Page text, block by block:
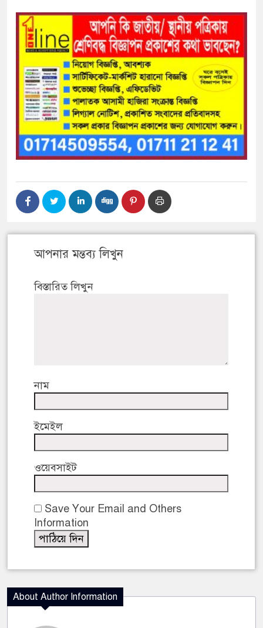
আপনার মন্তব্য লিখুন
বিস্তারিত লিখুন
নাম
ইমেইল
ওয়েবসাইট
Save Your Email and Others
Information
About Author Information